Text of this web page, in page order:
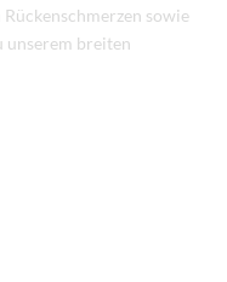
sowie
unserem breiten